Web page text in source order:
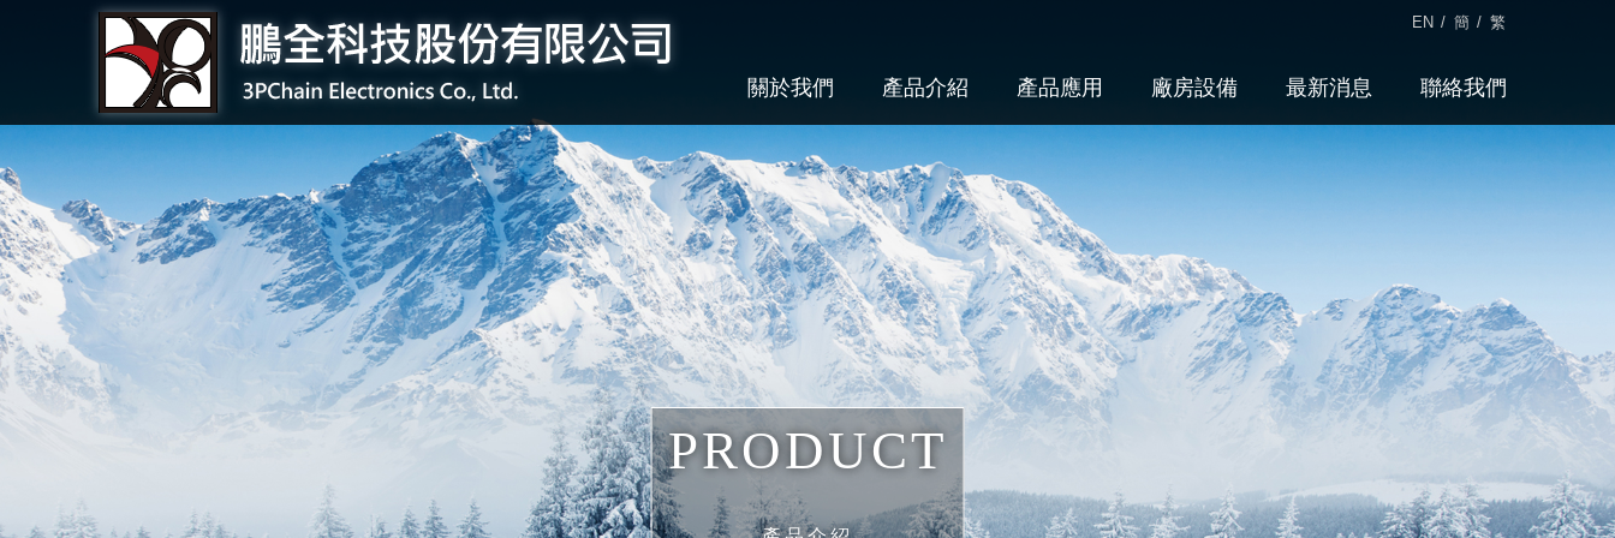
關於我們 產品介紹 產品應用 廠房設備 最新消息 聯絡我們
EN / 簡 / 繁
PRODUCT